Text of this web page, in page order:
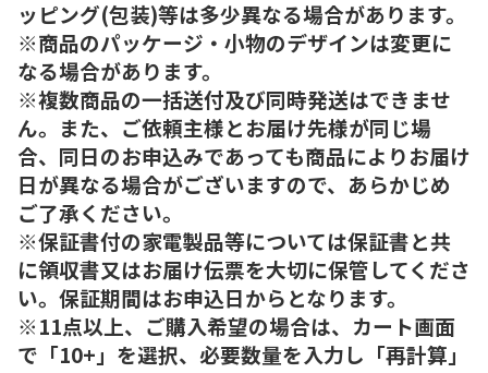
ッピング(包装)等は多少異なる場合があります。
※商品のパッケージ・小物のデザインは変更に
なる場合があります。
※複数商品の一括送付及び同時発送はできませ
ん。また、ご依頼主様とお届け先様が同じ場
合、同日のお申込みであっても商品によりお届け
日が異なる場合がございますので、あらかじめ
ご了承ください。
※保証書付の家電製品等については保証書と共
に領収書又はお届け伝票を大切に保管してくださ
い。保証期間はお申込日からとなります。
※11点以上、ご購入希望の場合は、カート画面
で「10+」を選択、必要数量を入力し「再計算」